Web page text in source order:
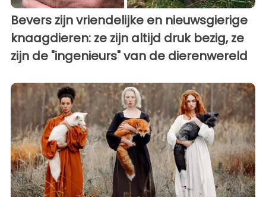
Bevers zijn vriendelijke en nieuwsgierige
knaagdieren: ze zijn altijd druk bezig, ze
zijn de "ingenieurs" van de dierenwereld